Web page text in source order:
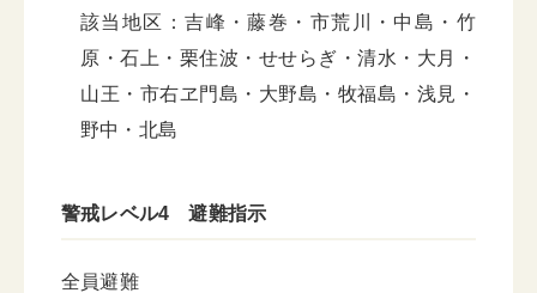
該当地区：吉峰・藤巻・市荒川・中島・竹
原・石上・栗住波・せせらぎ・清水・大月・
山王・市右ヱ門島・大野島・牧福島・浅見・
野中・北島
警戒レベル4 避難指示
全員避難